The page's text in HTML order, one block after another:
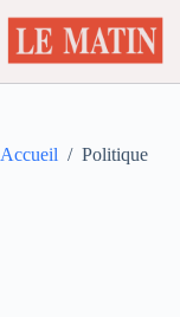
au
contenu
Accueil / Politique